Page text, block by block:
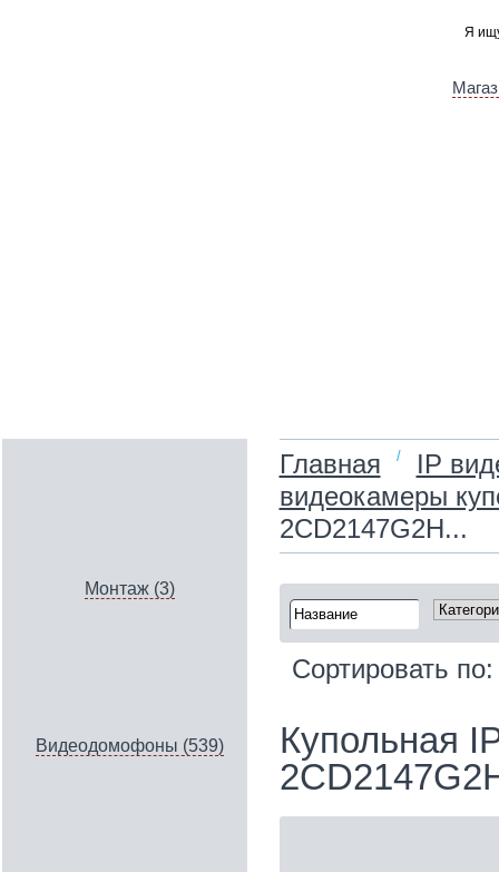
Монтаж (3)
Видеодомофоны (539)
Главная /
IP
видеокамеры
2CD2147G2H...
Сортировать
Купольная